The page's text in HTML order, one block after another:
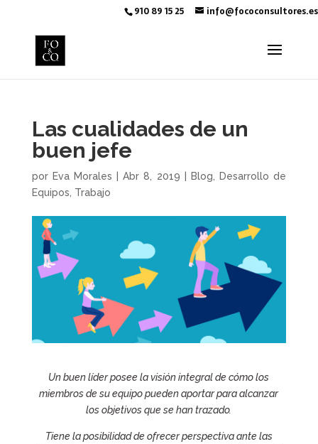
910 89 15 25 info@fococonsultores.es
Las cualidades de un
buen jefe
por Eva Morales |Abr 8, 2019 Blog
Desarrollo de
Equipos Trabajo
Un buen líder posee la visión integral de cómo los
miembros de su equipo pueden aportar para alcanzar
los objetivos que se han trazado.
Tiene la posibilidad de ofrecer perspectiva ante las